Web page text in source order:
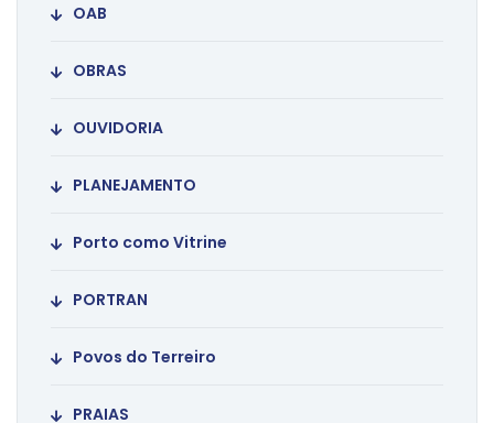
OAB
OBRAS
OUVIDORIA
PLANEJAMENTO
Porto como Vitrine
PORTRAN
Povos do Terreiro
PRAIAS